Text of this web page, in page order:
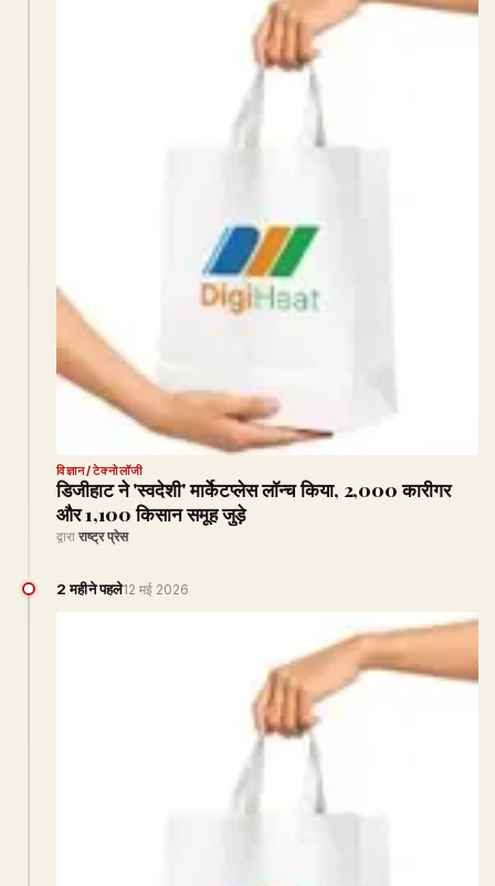
विज्ञान/टेक्नोलॉजी
डिजीहाट ने 'स्वदेशी' मार्केटप्लेस लॉन्च किया, 2,000 कारीगर
और 1,100 किसान समूह जुड़े
द्वारा राष्ट्र प्रेस
2 महीने पहले12 मई 2026